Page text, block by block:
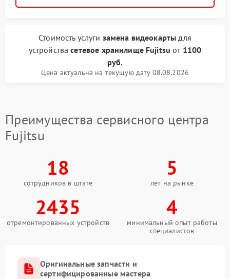
Стоимость услуги замена видеокарты для
устройствасетевое хранилище Fujitsu от 1100
руб.
Цена актуальна на текущую дату 08.08.2026
Преимущества сервисного центра
Fujitsu
18
сотрудников в штате
5
лет на рынке
2435
отремонтированных устройств
4
минимальный опыт работы
специалистов
Оригинальные запчасти и
сертифицированные мастера